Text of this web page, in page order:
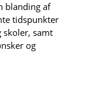
blanding af
tidspunkter
skoler, samt
og